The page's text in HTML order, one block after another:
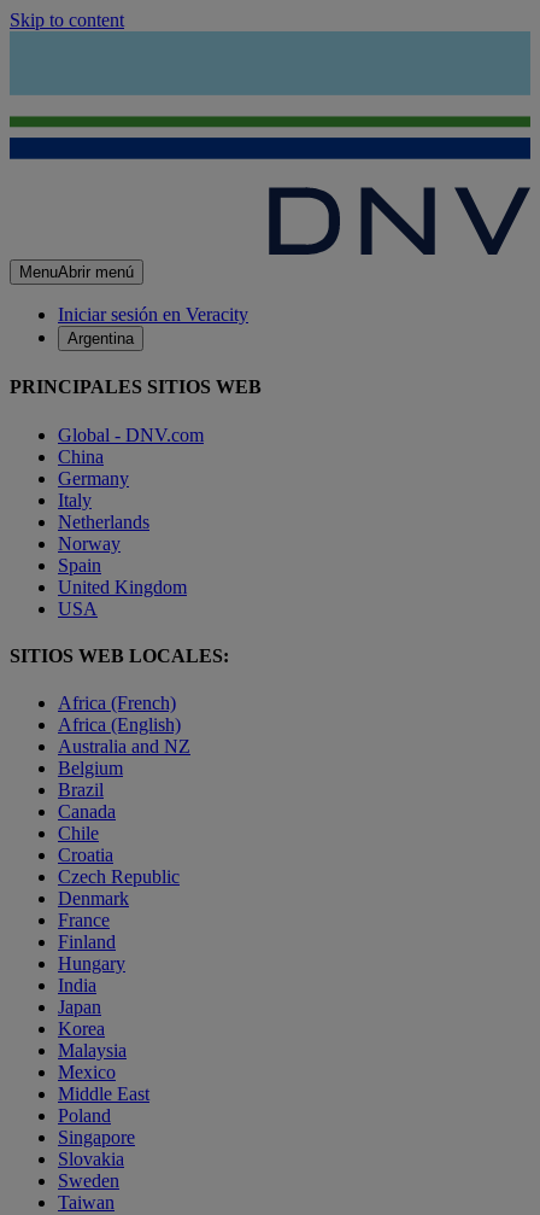
Skip to content
MenuAbrir menú
Iniciar sesión en Veracity
Argentina
PRINCIPALES SITIOS WEB
Global - DNV.com
China
Germany
Italy
Netherlands
Norway
Spain
United Kingdom
USA
SITIOS WEB LOCALES:
Africa (French)
Africa (English)
Australia and NZ
Belgium
Brazil
Canada
Chile
Croatia
Czech Republic
Denmark
France
Finland
Hungary
India
Japan
Korea
Malaysia
Mexico
Middle East
Poland
Singapore
Slovakia
Sweden
Taiwan